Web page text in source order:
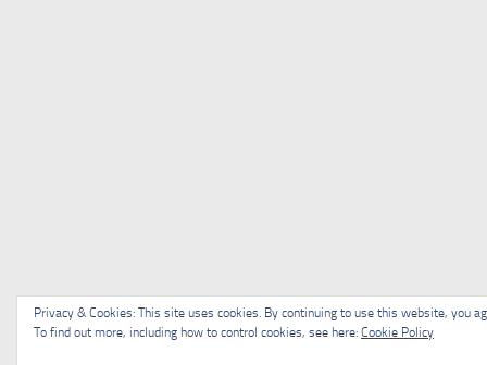
Privacy & Cookies: This site uses cookies. By continuing to use this website, you
To find out more, including how to control cookies, see here: Cookie Policy